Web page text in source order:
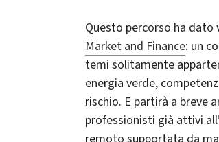
Questo percorso ha dato
Market and Finance: un
temi solitamente
energia verde,
rischio. E partirà a breve
professionisti già attivi